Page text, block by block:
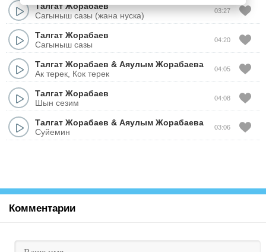
Талгат Жорабаев
Сагыныш сазы (жана нуска)
03:27
Талгат Жорабаев
Сагыныш сазы
04:20
Талгат Жорабаев & Аяулым Жорабаева
Ак терек, Кок терек
04:05
Талгат Жорабаев
Шын сезим
04:08
Талгат Жорабаев & Аяулым Жорабаева
Суйемин
03:06
Комментарии